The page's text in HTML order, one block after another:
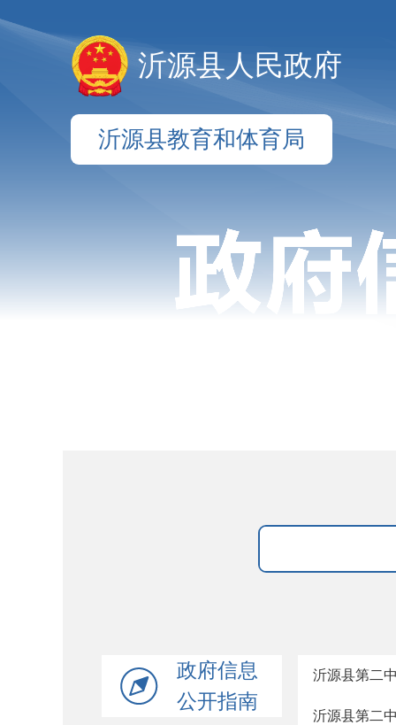
沂源县人民政府
沂源县教育和体育局
政府信息
公开指南
沂源县第二
沂源县第二